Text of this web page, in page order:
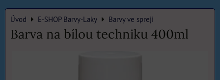
Úvod E-SHOP Barvy-Laky Barvy ve spreji
Barva na bílou techniku 400ml